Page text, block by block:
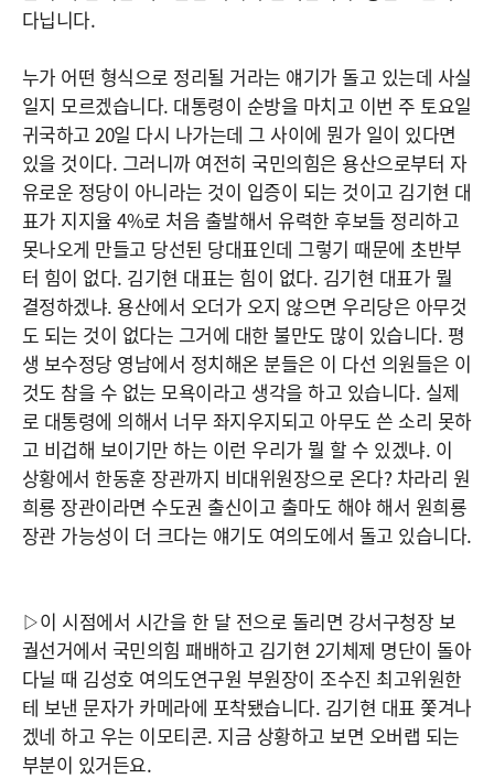
다닙니다.
누가 어떤 형식으로 정리될 거라는 얘기가 돌고 있는데 사실
일지 모르겠습니다. 대통령이 순방을 마치고 이번 주 토요일
귀국하고 20일 다시 나가는데 그 사이에 뭔가 일이 있다면
있을 것이다. 그러니까 여전히 국민의힘은 용산으로부터 자
유로운 정당이 아니라는 것이 입증이 되는 것이고 김기현 대
표가 지지율 4%로 처음 출발해서 유력한 후보들 정리하고
못나오게 만들고 당선된 당대표인데 그렇기 때문에 초반부
터 힘이 없다. 김기현 대표는 힘이 없다. 김기현 대표가 뭘
결정하겠냐. 용산에서 오더가 오지 않으면 우리당은 아무것
도 되는 것이 없다는 그거에 대한 불만도 많이 있습니다. 평
생 보수정당 영남에서 정치해온 분들은 이 다선 의원들은 이
것도 참을 수 없는 모욕이라고 생각을 하고 있습니다. 실제
로 대통령에 의해서 너무 좌지우지되고 아무도 쓴 소리 못하
고 비겁해 보이기만 하는 이런 우리가 뭘 할 수 있겠냐. 이
상황에서 한동훈 장관까지 비대위원장으로 온다? 차라리 원
희룡 장관이라면 수도권 출신이고 출마도 해야 해서 원희룡
장관 가능성이 더 크다는 얘기도 여의도에서 돌고 있습니다.
▷이 시점에서 시간을 한 달 전으로 돌리면 강서구청장 보
궐선거에서 국민의힘 패배하고 김기현 2기체제 명단이 돌아
다닐 때 김성호 여의도연구원 부원장이 조수진 최고위원한
테 보낸 문자가 카메라에 포착됐습니다. 김기현 대표 쫓겨나
겠네 하고 우는 이모티콘. 지금 상황하고 보면 오버랩 되는
부분이 있거든요.